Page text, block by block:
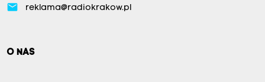
email reklama@radiokrakow.pl
O NAS